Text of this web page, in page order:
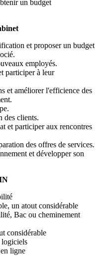
un budget
et proposer un budget
employés.
participer à leur
et améliorer l'efficience des
des clients.
et participer aux rencontres
des offres de services.
et développer son
un atout considérable
Bac ou cheminement
considérable
logiciels
ligne